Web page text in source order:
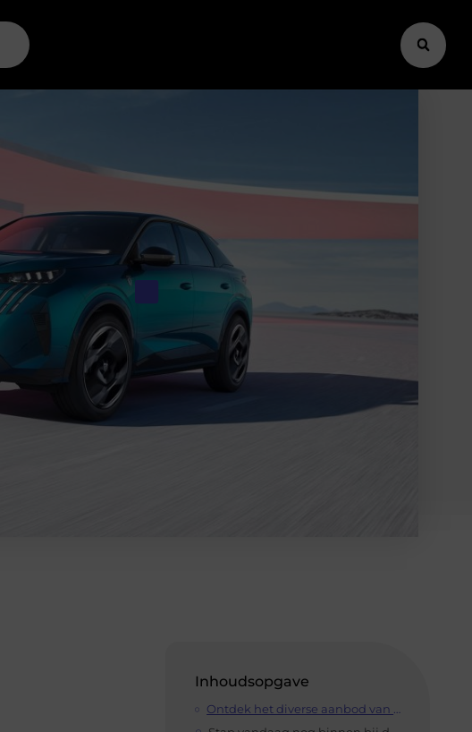
Inhoudsopgave
Ontdek het diverse aanbod van Peugeot-modellen